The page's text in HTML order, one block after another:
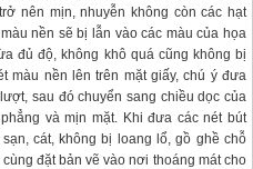
nên mịn, nhuyễn không còn các hạt
nền sẽ bị lẫn vào các màu của họa
đủ độ, không khô quá cũng không bị
màu nền lên trên mặt giấy, chú ý đưa
sau đó chuyển sang chiều dọc của
và mịn mặt. Khi đưa các nét bút
cát, không bị loang lổ, gồ ghề chỗ
đặt bản vẽ vào nơi thoáng mát cho